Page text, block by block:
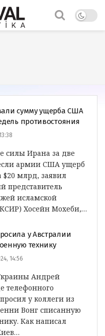
сумму ущерба США
противостояния
силы Ирана за две
армии США ущерб
$20 млрд, заявил
представитель
исламской
Хосейн Мохеби,…
у Австралии
технику
14:56
Андрей
телефонного
у коллеги из
Вонг списанную
Как написал